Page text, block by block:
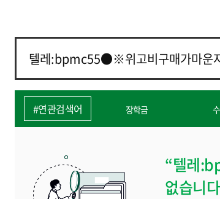
#연관검색어 장학금
“텔레
없습니